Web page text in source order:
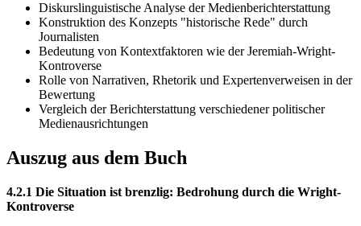
Diskurslinguistische Analyse der Medienberichterstattung
Konstruktion des Konzepts "historische Rede" durch
Journalisten
Bedeutung von Kontextfaktoren wie der Jeremiah-Wright-
Kontroverse
Rolle von Narrativen, Rhetorik und Expertenverweisen in der
Bewertung
Vergleich der Berichterstattung verschiedener politischer
Medienausrichtungen
Auszug aus dem Buch
4.2.1 Die Situation ist brenzlig: Bedrohung durch die Wright-
Kontroverse